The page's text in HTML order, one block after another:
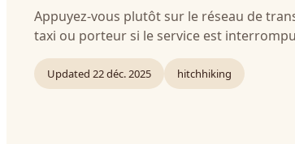
Appuyez-vous plutôt sur le réseau de
taxi ou porteur si le service est
Updated 22 déc. 2025 hitchhiking